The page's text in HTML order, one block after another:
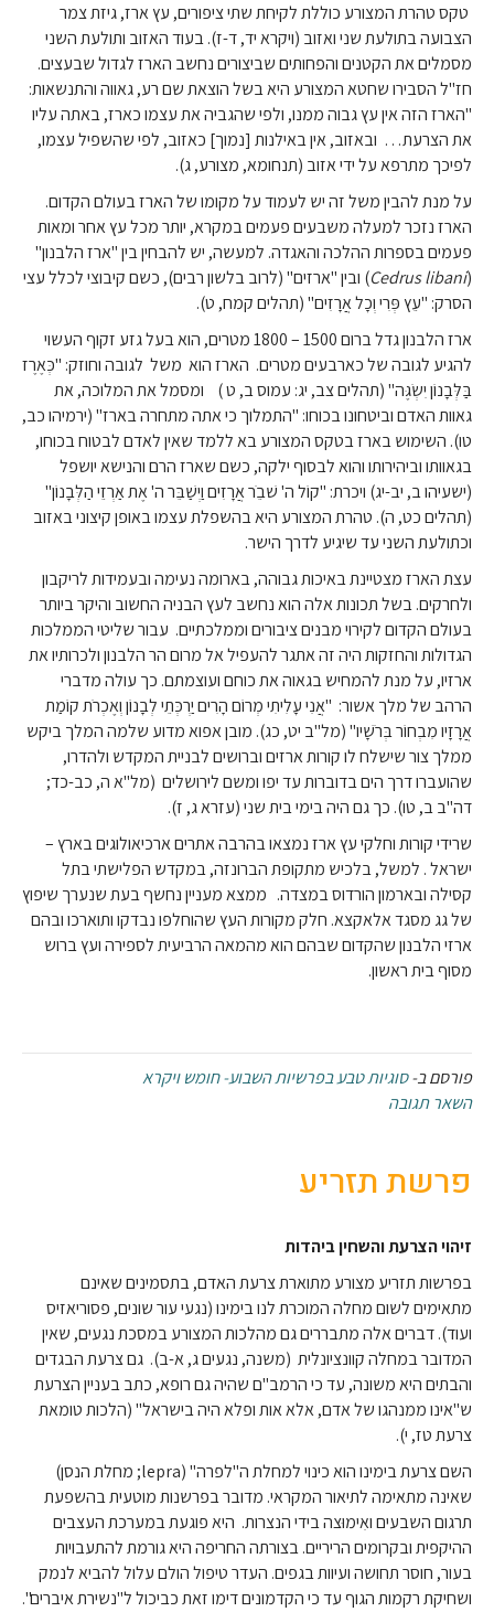
טקס טהרת המצורע כוללת לקיחת שתי ציפורים, עץ ארז, גיזת צמר
הצבועה בתולעת שני ואזוב (ויקרא יד, ד-ז). בעוד האזוב ותולעת השני
מסמלים את הקטנים והפחותים שביצורים נחשב הארז לגדול שבעצים.
חז"ל הסבירו שחטא המצורע היא בשל הוצאת שם רע, גאווה והתנשאות:
"הארז הזה אין עץ גבוה ממנו, ולפי שהגביה את עצמו כארז, באתה עליו
את הצרעת… ובאזוב, אין באילנות [נמוך] כאזוב, לפי שהשפיל עצמו,
לפיכך מתרפא על ידי אזוב (תנחומא, מצורע, ג).
על מנת להבין משל זה יש לעמוד על מקומו של הארז בעולם הקדום.
הארז נזכר למעלה משבעים פעמים במקרא, יותר מכל עץ אחר ומאות
פעמים בספרות ההלכה והאגדה. למעשה, יש להבחין בין "ארז הלבנון"
(
Cedrus libani) ובין "ארזים" (לרוב בלשון רבים), כשם קיבוצי לכלל עצי
הסרק: "עֵץ פְּרִי וְכָל אֲרָזִים" (תהלים קמח, ט).
ארז הלבנון גדל ברום 1500 – 1800 מטרים, הוא בעל גזע זקוף העשוי
להגיע לגובה של כארבעים מטרים. הארז הוא משל לגובה וחוזק: "כְּאֶרֶז
בַּלְּבָנוֹן יִשְׂגֶּה" (תהלים צב, יג: עמוס ב, ט ) ומסמל את המלוכה, את
גאוות האדם וביטחונו בכוחו: "התמלוך כי אתה מתחרה בארז" (ירמיהו כב,
טו). השימוש בארז בטקס המצורע בא ללמד שאין לאדם לבטוח בכוחו,
בגאוותו וביהירותו והוא לבסוף ילקה, כשם שארז הרם והנישא יושפל
(ישעיהו ב, יב-יג) ויכרת: "קוֹל ה' שׁבֵֹר אֲרָזִים וַיְשַׁבֵּר ה' אֶת אַרְזֵי הַלְּבָנוֹן"
(תהלים כט, ה). טהרת המצורע היא בהשפלת עצמו באופן קיצוני באזוב
וכתולעת השני עד שיגיע לדרך הישר.
עצת הארז מצטיינת באיכות גבוהה, בארומה נעימה ובעמידות לריקבון
ולחרקים. בשל תכונות אלה הוא נחשב לעץ הבניה החשוב והיקר ביותר
בעולם הקדום לקירוי מבנים ציבורים וממלכתיים. עבור שליטי הממלכות
הגדולות והחזקות היה זה אתגר להעפיל אל מרום הר הלבנון ולכרותיו את
ארזיו, על מנת להמחיש בגאוה את כוחם ועוצמתם. כך עולה מדברי
הרהב של מלך אשור: "אֲנִי עָלִיתִי מְרוֹם הָרִים יַרְכְּתֵי לְבָנוֹן וְאֶכְרֹת קוֹמַת
אֲרָזָיו מִבְחוֹר בְּרֹשָׁיו" (מל"ב יט, כג). מובן אפוא מדוע שלמה המלך ביקש
ממלך צור שישלח לו קורות ארזים וברושים לבניית המקדש ולהדרו,
שהועברו דרך הים בדוברות עד יפו ומשם לירושלים (מל"א ה, כב-כד;
דה"ב ב, טו). כך גם היה בימי בית שני (עזרא ג, ז).
שרידי קורות וחלקי עץ ארז נמצאו בהרבה אתרים ארכיאולוגים בארץ –
ישראל . למשל, בלכיש מתקופת הברונזה, במקדש הפלישתי בתל
קסילה ובארמון הורדוס במצדה. ממצא מעניין נחשף בעת שנערך שיפוץ
של גג מסגד אלאקצא. חלק מקורות העץ שהוחלפו נבדקו ותוארכו ובהם
ארזי הלבנון שהקדום שבהם הוא מהמאה הרביעית לספירה ועץ ברוש
מסוף בית ראשון.
פורסם ב-סוגיות טבע בפרשיות השבוע- חומש ויקרא
השאר תגובה
פרשת תזריע
זיהוי הצרעת והשחין ביהדות
בפרשות תזריע מצורע מתוארת צרעת האדם, בתסמינים שאינם
מתאימים לשום מחלה המוכרת לנו בימינו (נגעי עור שונים, פסוריאזיס
ועוד). דברים אלה מתבררים גם מהלכות המצורע במסכת נגעים, שאין
המדובר במחלה קוונציונלית (משנה, נגעים ג, א-ב). גם צרעת הבגדים
והבתים היא משונה, עד כי הרמב"ם שהיה גם רופא, כתב בעניין הצרעת
ש"אינו ממנהגו של אדם, אלא אות ופלא היה בישראל" (הלכות טומאת
צרעת טז, י).
השם צרעת בימינו הוא כינוי למחלת ה"לפרה" (lepra; מחלת הנסן)
שאינה מתאימה לתיאור המקראי. מדובר בפרשנות מוטעית בהשפעת
תרגום השבעים ואִימוּצה בידי הנצרות. היא פוגעת במערכת העצבים
ההיקפית ובקרומים הריריים. בצורתה החריפה היא גורמת להתעבויות
בעור, חוסר תחושה ועיוות בגפים. העדר טיפול הולם עלול להביא לנמק
ושחיקת רקמות הגוף עד כי הקדמונים דימו זאת כביכול ל"נשירת איברים".